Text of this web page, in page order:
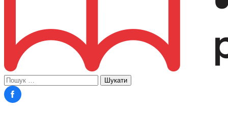
Пошук: